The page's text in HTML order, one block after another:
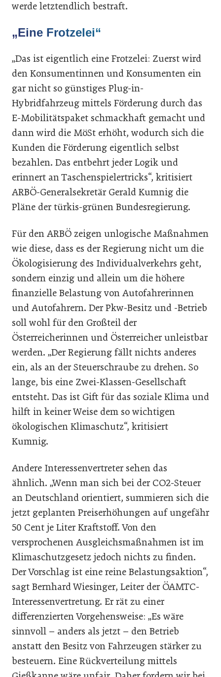
werde letztendlich bestraft.
„Eine Frotzelei“
„Das ist eigentlich eine Frotzelei: Zuerst wird
den Konsumentinnen und Konsumenten ein
gar nicht so günstiges Plug-in-
Hybridfahrzeug mittels Förderung durch das
E-Mobilitätspaket schmackhaft gemacht und
dann wird die MöSt erhöht, wodurch sich die
Kunden die Förderung eigentlich selbst
bezahlen. Das entbehrt jeder Logik und
erinnert an Taschenspielertricks“, kritisiert
ARBÖ-Generalsekretär Gerald Kumnig die
Pläne der türkis-grünen Bundesregierung.
Für den ARBÖ zeigen unlogische Maßnahmen
wie diese, dass es der Regierung nicht um die
Ökologisierung des Individualverkehrs geht,
sondern einzig und allein um die höhere
finanzielle Belastung von Autofahrerinnen
und Autofahrern. Der Pkw-Besitz und -Betrieb
soll wohl für den Großteil der
Österreicherinnen und Österreicher unleistbar
werden. „Der Regierung fällt nichts anderes
ein, als an der Steuerschraube zu drehen. So
lange, bis eine Zwei-Klassen-Gesellschaft
entsteht. Das ist Gift für das soziale Klima und
hilft in keiner Weise dem so wichtigen
ökologischen Klimaschutz“, kritisiert
Kumnig.
Andere Interessenvertreter sehen das
ähnlich. „Wenn man sich bei der CO2-Steuer
an Deutschland orientiert, summieren sich die
jetzt geplanten Preiserhöhungen auf ungefähr
50 Cent je Liter Kraftstoff. Von den
versprochenen Ausgleichsmaßnahmen ist im
Klimaschutzgesetz jedoch nichts zu finden.
Der Vorschlag ist eine reine Belastungsaktion“,
sagt Bernhard Wiesinger, Leiter der ÖAMTC-
Interessenvertretung. Er rät zu einer
differenzierten Vorgehensweise: „Es wäre
sinnvoll – anders als jetzt – den Betrieb
anstatt den Besitz von Fahrzeugen stärker zu
besteuern. Eine Rückverteilung mittels